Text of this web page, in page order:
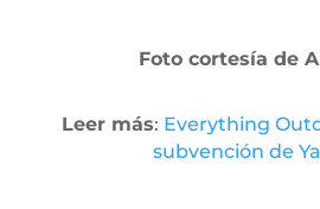
Foto cortesía de
Leer más: Everything
subvención de